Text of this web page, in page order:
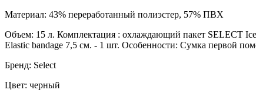
Материал: 43% переработанный полиэстер, 57% ПВХ
Объем: 15 л. Комплектация : охлаждающий пакет SELECT
Elastic bandage 7,5 см. - 1 шт. Особенности: Сумка первой
Бренд: Select
Цвет: черный